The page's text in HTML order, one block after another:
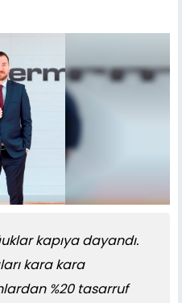
kapıya dayandı.
kara kara
%20 tasarruf